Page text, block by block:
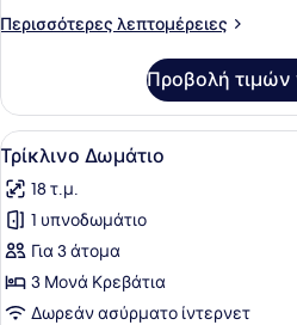
Περισσότερες λεπτομέρειες
Περισσότερες
Δωμάτιο
Προβολή τιμών
Προβολή
όλων
των
φωτογραφιών
για
Τρίκλινο
Δωμάτιο
7
Τρίκλινο Δωμάτιο
18 τ.μ.
1 υπνοδωμάτιο
Για 3 άτομα
3 Μονά Κρεβάτια
Δωρεάν ασύρματο ίντερνετ